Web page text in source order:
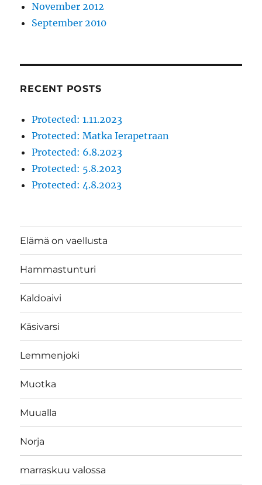
November 2012
September 2010
RECENT POSTS
Protected: 1.11.2023
Protected: Matka Ierapetraan
Protected: 6.8.2023
Protected: 5.8.2023
Protected: 4.8.2023
Elämä on vaellusta
Hammastunturi
Kaldoaivi
Käsivarsi
Lemmenjoki
Muotka
Muualla
Norja
marraskuu valossa